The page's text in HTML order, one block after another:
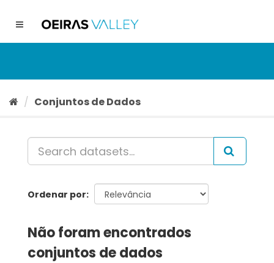
conteúdo
Toggle
Conjuntos de Dados
Ordenar por
Não foram encontrados
conjuntos de dados